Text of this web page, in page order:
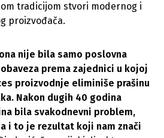
tradicijom stvori modernog i
proizvođača.
nije bila samo poslovna
prema zajednici u kojoj
proizvodnje eliminiše prašinu
Nakon dugih 40 godina
bila svakodnevni problem,
i to je rezultat koji nam znači